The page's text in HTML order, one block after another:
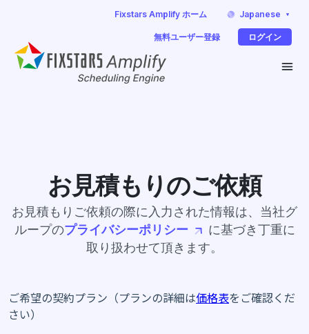
Fixstars Amplify ホーム Japanese
無料ユーザー登録 ログイン
お見積もりのご依頼
お見積もりご依頼の際に入力された情報は、当社グ
ループのプライバシーポリシー
に基づき丁重に
取り扱わせて頂きます。